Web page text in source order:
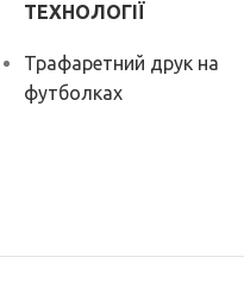
ТЕХНОЛОГІЇ
Трафаретний друк на
футболках